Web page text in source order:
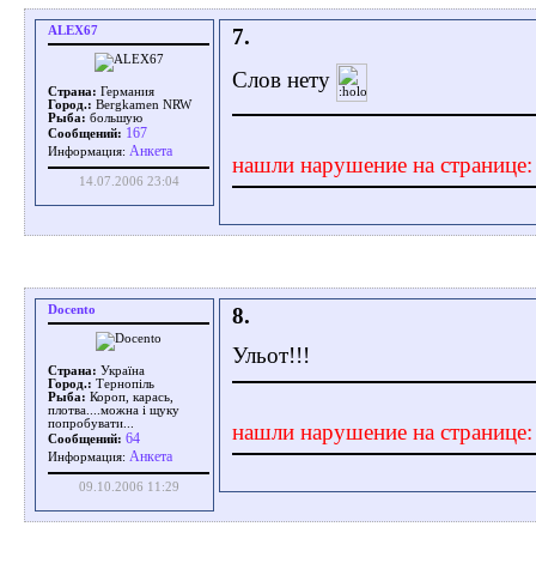
ALEX67
Страна: Германия
Город.: Bergkamen NRW
Рыба: бoльшую
Сообщений: 167
Информация: Aнкета
14.07.2006 23:04
7.
Слов нету
нашли нарушение на
Docento
Страна: Україна
Город.: Тернопіль
Рыба: Короп, карась,
плотва....можна і щуку
попробувати...
Сообщений: 64
Информация: Aнкета
09.10.2006 11:29
8.
Ульот!!!
нашли нарушение на